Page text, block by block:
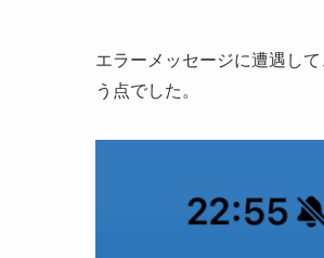
エラーメッセージに遭遇し
う点でした。